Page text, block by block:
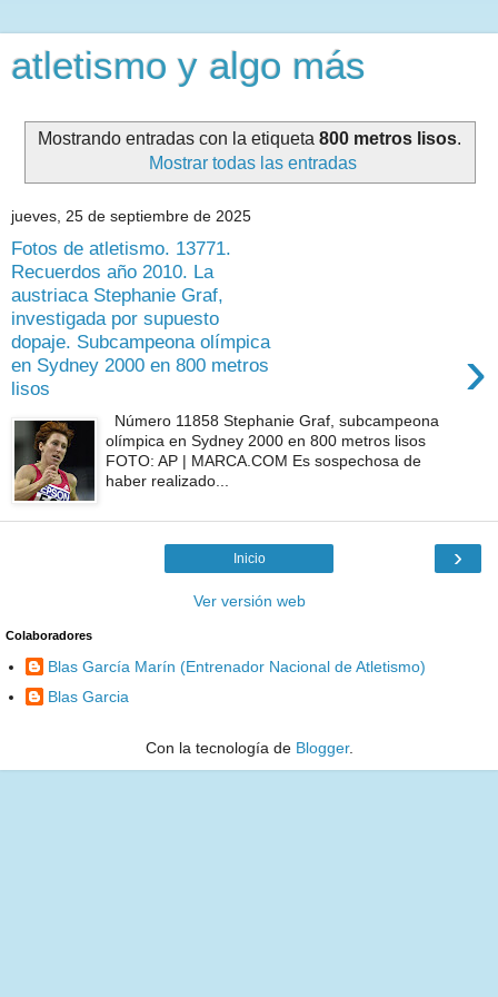
atletismo y algo más
Mostrando entradas con la etiqueta 800 metros lisos.
Mostrar todas las entradas
jueves, 25 de septiembre de 2025
Fotos de atletismo. 13771.
Recuerdos año 2010. La
austriaca Stephanie Graf,
investigada por supuesto
dopaje. Subcampeona olímpica
en Sydney 2000 en 800 metros
lisos
›
Número 11858 Stephanie Graf, subcampeona
olímpica en Sydney 2000 en 800 metros lisos
FOTO: AP | MARCA.COM Es sospechosa de
haber realizado...
›
Inicio
Ver versión web
Colaboradores
Blas García Marín (Entrenador Nacional de Atletismo)
Blas Garcia
Con la tecnología de Blogger.